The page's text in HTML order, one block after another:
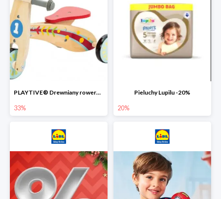
PLAYTIVE® Drewniany rowerek biegowy -33%
33%
Pieluchy Lupilu -20%
20%